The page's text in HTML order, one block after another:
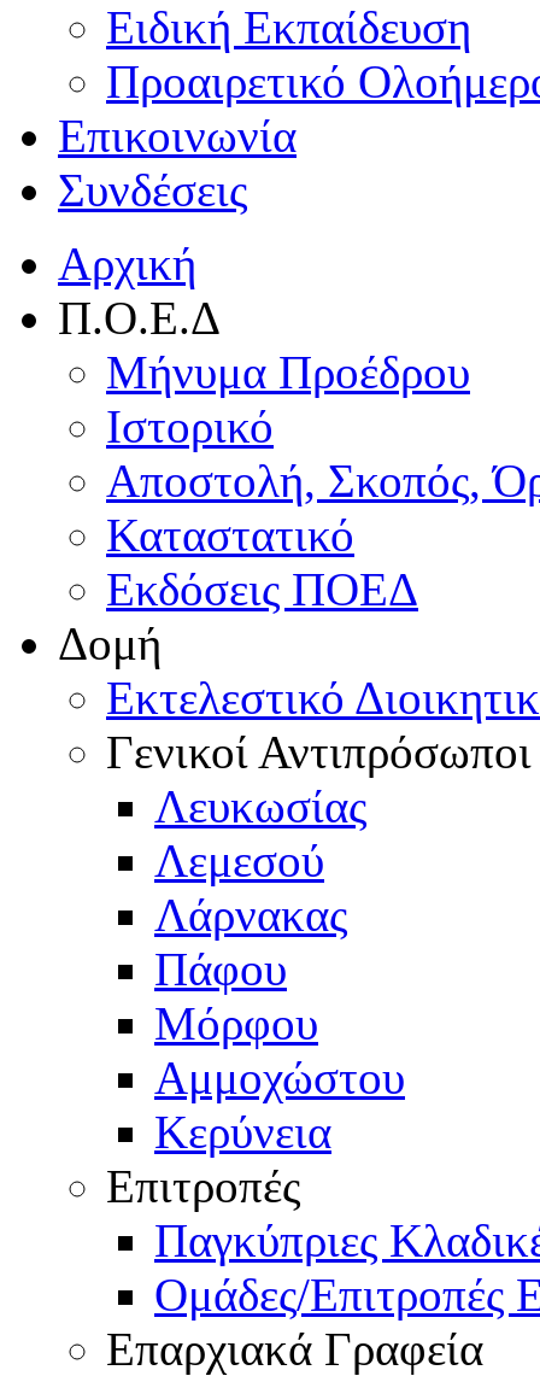
Ειδική Εκπαίδευση
Προαιρετικό
Επικοινωνία
Συνδέσεις
Αρχική
Π.Ο.Ε.Δ
Μήνυμα Προέδρου
Ιστορικό
Αποστολή, Σκοπός,
Καταστατικό
Εκδόσεις ΠΟΕΔ
Δομή
Εκτελεστικό
Γενικοί Αντιπρόσωποι
Λευκωσίας
Λεμεσού
Λάρνακας
Πάφου
Μόρφου
Αμμοχώστου
Κερύνεια
Επιτροπές
Παγκύπριες
Ομάδες/Επιτροπές
Επαρχιακά Γραφεία